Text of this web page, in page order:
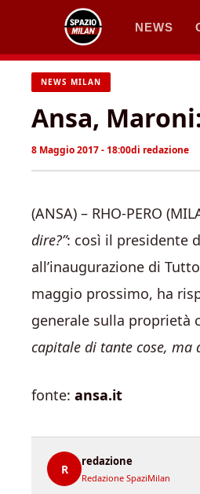
contenuto
NEWS
NEWS MILAN
Ansa,
8 Maggio 2017 - 18:00di redazione
(ANSA) – RHO-PERO
dire?”: così il presidente
all’inaugurazione di
maggio prossimo, ha
generale sulla proprietà
capitale di tante cose, ma
fonte: ansa.it
R
redazione
Redazione SpaziMilan